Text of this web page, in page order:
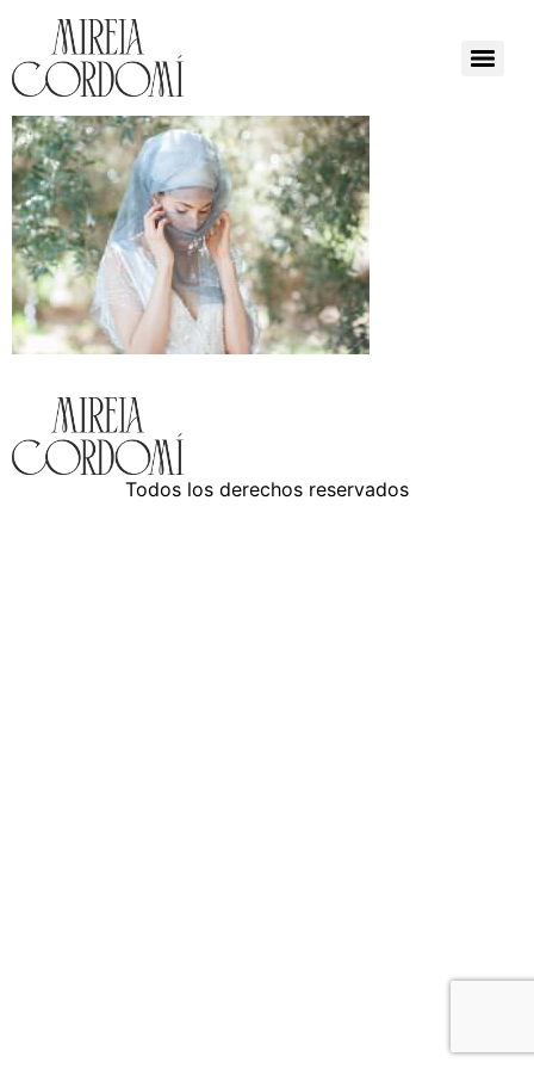
Todos los derechos reservados